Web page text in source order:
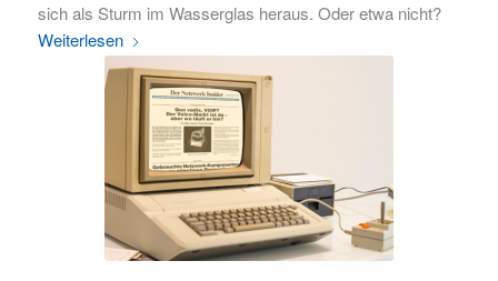
sich als Sturm im Wasserglas heraus. Oder etwa nicht?
Weiterlesen